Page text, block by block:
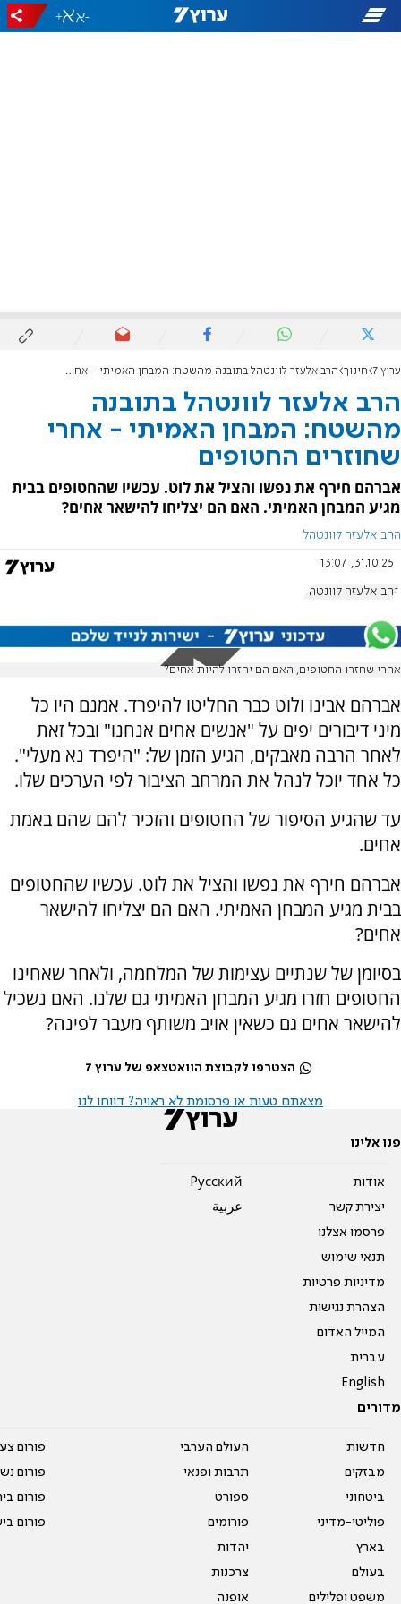
-
+
ערוץ 7 חינוך הרב אלעזר לוונטהל בתובנה מהשטח: המבחן האמיתי - אחרי שחוזרים החטופים
הרב אלעזר לוונטהל בתובנה
מהשטח: המבחן האמיתי - אחרי
שחוזרים החטופים
אברהם חירף את נפשו והציל את לוט. עכשיו שהחטופים בבית
מגיע המבחן האמיתי. האם הם יצליחו להישאר אחים?
הרב אלעזר לוונטהל
31.10.25, 13:07
הרב אלעזר לוונטהל
אחרי שחזרו החטופים, האם הם יחזרו להיות אחים?
אברהם אבינו ולוט כבר החליטו להיפרד. אמנם היו כל
מיני דיבורים יפים על "אנשים אחים אנחנו" ובכל זאת
לאחר הרבה מאבקים, הגיע הזמן של: "היפרד נא מעלי".
כל אחד יוכל לנהל את המרחב הציבור לפי הערכים שלו.
עד שהגיע הסיפור של החטופים והזכיר להם שהם באמת
אחים.
אברהם חירף את נפשו והציל את לוט. עכשיו שהחטופים
בבית מגיע המבחן האמיתי. האם הם יצליחו להישאר
אחים?
בסיומן של שנתיים עצימות של המלחמה, ולאחר שאחינו
החטופים חזרו מגיע המבחן האמיתי גם שלנו. האם נשכיל
להישאר אחים גם כשאין אויב משותף מעבר לפינה?
הצטרפו לקבוצת הוואטצאפ של ערוץ 7
מצאתם טעות או פרסומת לא ראויה? דווחו לנו
פנו אלינו
אודות
יצירת קשר
פרסמו אצלנו
תנאי שימוש
מדיניות פרטיות
הצהרת נגישות
המייל האדום
עברית
English
Pусский
عربية
מדורים
חדשות
מבזקים
ביטחוני
פוליטי-מדיני
בארץ
בעולם
משפט ופלילים
העולם הערבי
תרבות ופנאי
ספורט
פורומים
יהדות
צרכנות
אופנה
פורום
פורום
פורום
פורום